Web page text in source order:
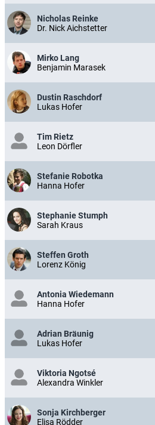
Nicholas Reinke
Dr. Nick Aichstetter
Mirko Lang
Benjamin Marasek
Dustin Raschdorf
Lukas Hofer
Tim Rietz
Leon Dörfler
Stefanie Robotka
Hanna Hofer
Stephanie Stumph
Sarah Kraus
Steffen Groth
Lorenz König
Antonia Wiedemann
Hanna Hofer
Adrian Bräunig
Lukas Hofer
Viktoria Ngotsé
Alexandra Winkler
Sonja Kirchberger
Elisa Rödder